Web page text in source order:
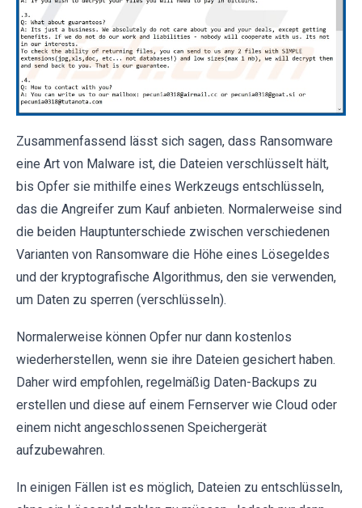
Zusammenfassend lässt sich sagen, dass Ransomware
eine Art von Malware ist, die Dateien verschlüsselt hält,
bis Opfer sie mithilfe eines Werkzeugs entschlüsseln,
das die Angreifer zum Kauf anbieten. Normalerweise sind
die beiden Hauptunterschiede zwischen verschiedenen
Varianten von Ransomware die Höhe eines Lösegeldes
und der kryptografische Algorithmus, den sie verwenden,
um Daten zu sperren (verschlüsseln).
Normalerweise können Opfer nur dann kostenlos
wiederherstellen, wenn sie ihre Dateien gesichert haben.
Daher wird empfohlen, regelmäßig Daten-Backups zu
erstellen und diese auf einem Fernserver wie Cloud oder
einem nicht angeschlossenen Speichergerät
aufzubewahren.
In einigen Fällen ist es möglich, Dateien zu entschlüsseln,